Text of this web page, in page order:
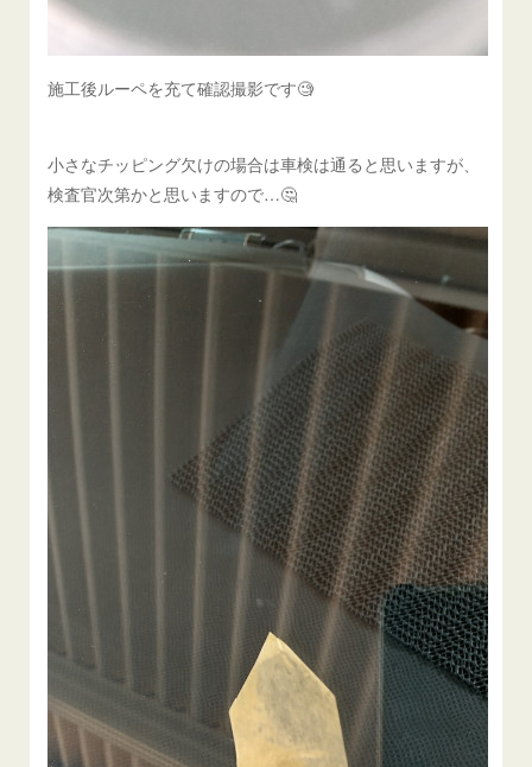
施工後ルーペを充て確認撮影です🧐
小さなチッピング欠けの場合は車検は通ると思いますが、
検査官次第かと思いますので…🤔